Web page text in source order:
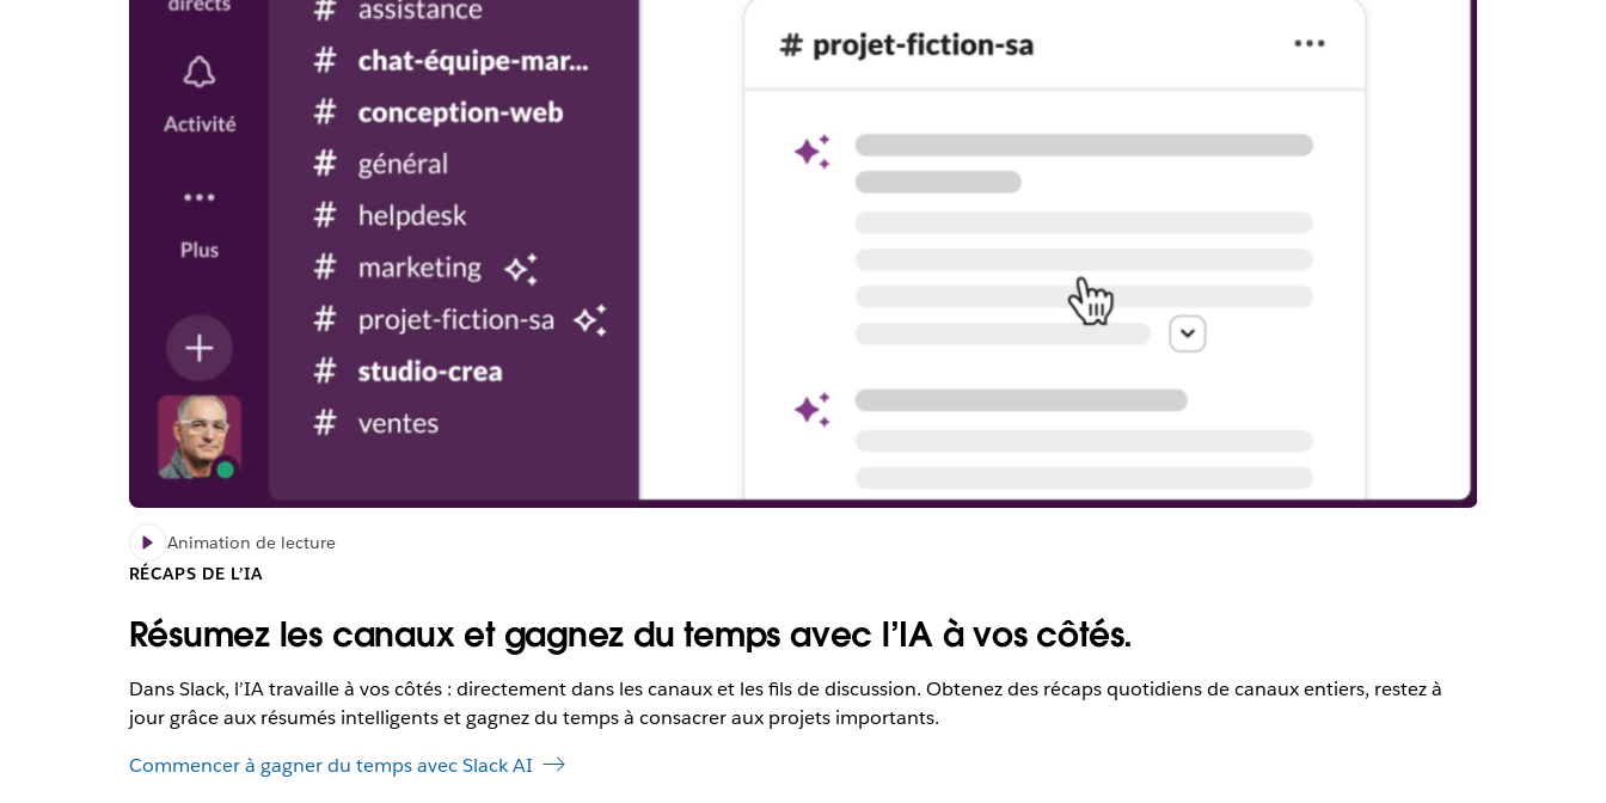
Animation de lecture
RÉCAPS DE L’IA
Résumez les canaux et gagnez du temps avec l’IA à vos côtés.
Dans Slack, l’IA travaille à vos côtés : directement dans les canaux et les fils de discussion. Obtenez des récaps quotidiens de canaux entiers, restez à
jour grâce aux résumés intelligents et gagnez du temps à consacrer aux projets importants.
Commencer à gagner du temps avec Slack AI